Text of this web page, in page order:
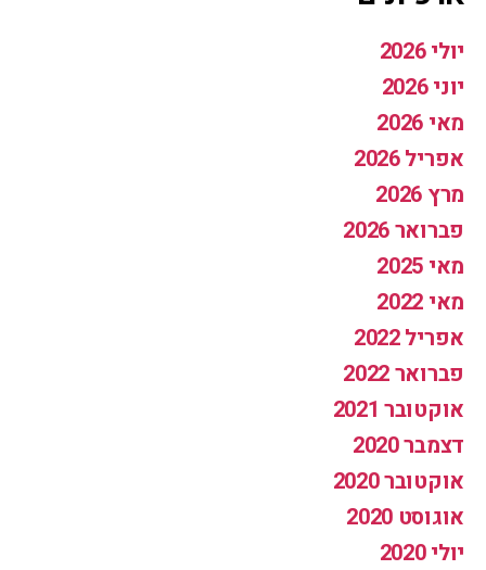
יולי 2026
יוני 2026
מאי 2026
אפריל 2026
מרץ 2026
פברואר 2026
מאי 2025
מאי 2022
אפריל 2022
פברואר 2022
אוקטובר 2021
דצמבר 2020
אוקטובר 2020
אוגוסט 2020
יולי 2020